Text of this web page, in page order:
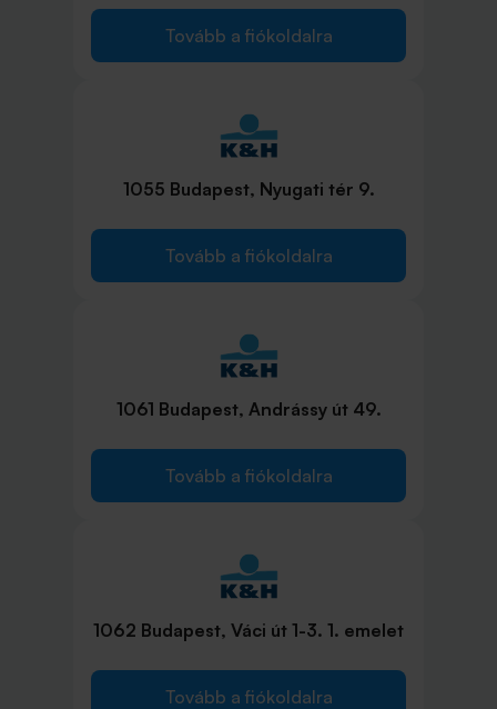
Tovább a fiókoldalra
1055 Budapest, Nyugati tér 9.
Tovább a fiókoldalra
1061 Budapest, Andrássy út 49.
Tovább a fiókoldalra
1062 Budapest, Váci út 1-3. 1. emelet
Tovább a fiókoldalra